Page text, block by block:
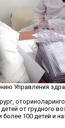
Управления
от грудного
100 детей и